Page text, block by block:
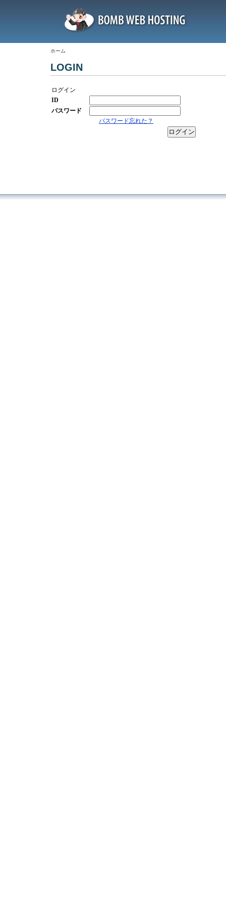
ホーム
LOGIN
ログイン
ID
パスワード
パスワード忘れた？